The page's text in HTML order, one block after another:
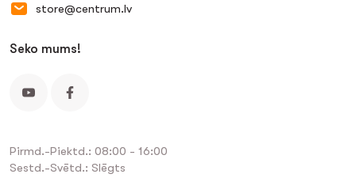
store@centrum.lv
Seko mums!
Pirmd.-Piektd.: 08:00 - 16:00
Sestd.-Svētd.: Slēgts